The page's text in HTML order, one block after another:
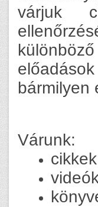
várjuk
bármilyen
Várunk: